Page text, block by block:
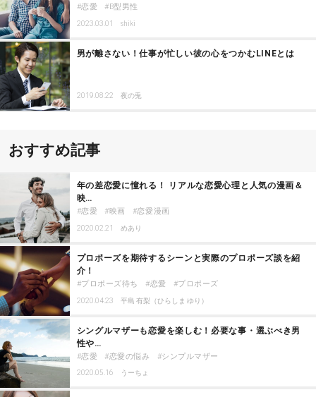
恋愛 B型男性
2023.03.01 shiki
男が離さない！仕事が忙しい彼の心をつかむLINEとは
2019.08.22 夜の兎
おすすめ記事
年の差恋愛に憧れる！ リアルな恋愛心理と人気の漫画＆
映…
恋愛 映画 恋愛漫画
2020.02.21 めあり
プロポーズを期待するシーンと実際のプロポーズ談を紹
介！
プロポーズ待ち 恋愛 プロポーズ
2020.04.23 平島 有梨（ひらしま ゆり）
シングルマザーも恋愛を楽しむ！必要な事・選ぶべき男
性や…
恋愛 恋愛の悩み シンプルマザー
2020.05.16 うーちょ